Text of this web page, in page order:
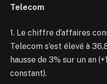
Telecom
1. Le chiffre d’affaires
Telecom s’est élevé à
hausse de 3% sur un an
constant).